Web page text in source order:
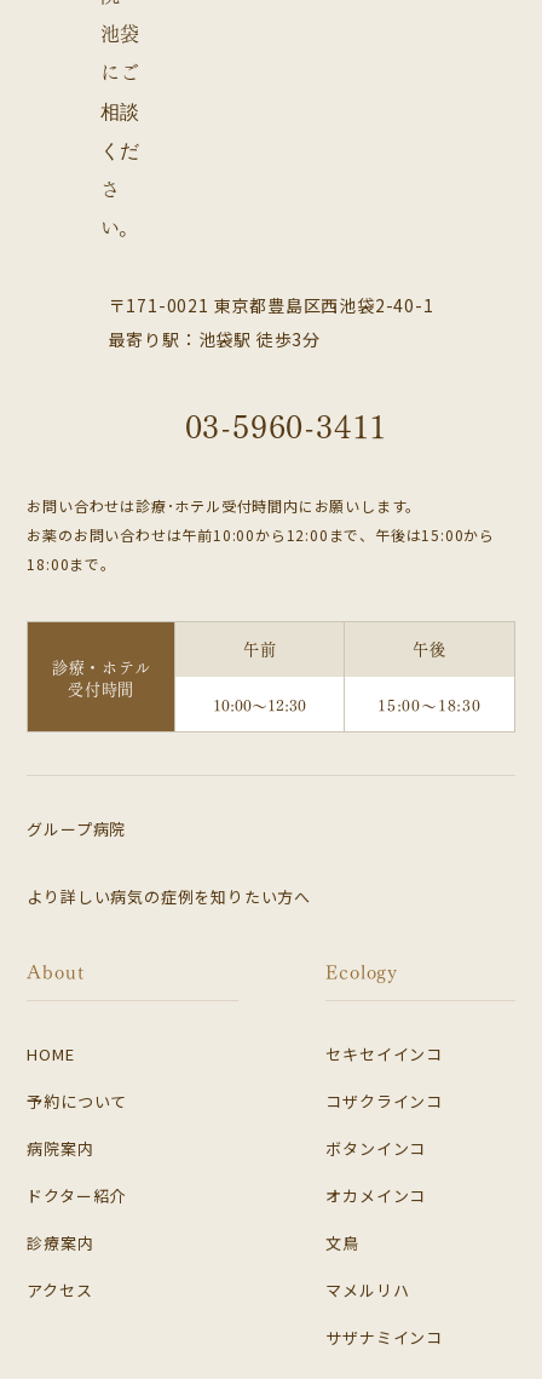
〒171-0021 東京都豊島区西池袋2-40-1
最寄り駅：池袋駅 徒歩3分
03-5960-3411
お問い合わせは診療･ホテル受付時間内にお願いします。
お薬のお問い合わせは午前10:00から12:00まで、午後は15:00から
18:00まで。
診療・ホテル
受付時間
午前 午後
10:00～12:30 15:00～18:30
グループ病院
より詳しい病気の症例を知りたい方へ
About
HOME
予約について
病院案内
ドクター紹介
診療案内
アクセス
Ecology
セキセイインコ
コザクラインコ
ボタンインコ
オカメインコ
文鳥
マメルリハ
サザナミインコ